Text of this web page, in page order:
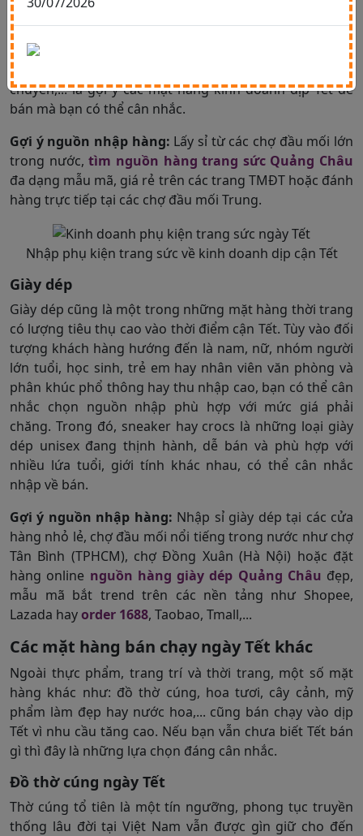
Phụ kiện và trang sức
Để outfits ngày Tết trông nổi bật hơn, phụ kiện và trang
sức đi kèm là một phần không thể thiếu. Trong đó, túi
xách, thắt lưng, khăn, vòng tay, nhẫn, bông tai, dây
chuyền,... là gợi ý các mặt hàng kinh doanh dịp Tết dễ
bán mà bạn có thể cân nhắc.
Gợi ý nguồn nhập hàng: Lấy sỉ từ các chợ đầu mối lớn
trong nước,tìm nguồn hàng trang sức Quảng Châu
đa dạng mẫu mã, giá rẻ trên các trang TMĐT hoặc đánh
hàng trực tiếp tại các chợ đầu mối Trung.
Nhập phụ kiện trang sức về kinh doanh dịp cận Tết
Giày dép
Giày dép cũng là một trong những mặt hàng thời trang
có lượng tiêu thụ cao vào thời điểm cận Tết. Tùy vào đối
tượng khách hàng hướng đến là nam, nữ, nhóm người
lớn tuổi, học sinh, trẻ em hay nhân viên văn phòng và
phân khúc phổ thông hay thu nhập cao, bạn có thể cân
nhắc chọn nguồn nhập phù hợp với mức giá phải
chăng. Trong đó, sneaker hay crocs là những loại giày
dép unisex đang thịnh hành, dễ bán và phù hợp với
nhiều lứa tuổi, giới tính khác nhau, có thể cân nhắc
nhập về bán.
Gợi ý nguồn nhập hàng: Nhập sỉ giày dép tại các cửa
hàng nhỏ lẻ, chợ đầu mối nổi tiếng trong nước như chợ
Tân Bình (TPHCM), chợ Đồng Xuân (Hà Nội) hoặc đặt
hàng online nguồn hàng giày dép Quảng Châu đẹp,
mẫu mã bắt trend trên các nền tảng như Shopee,
Lazada hayorder 1688, Taobao, Tmall,...
Các mặt hàng bán chạy ngày Tết khác
Ngoài thực phẩm, trang trí và thời trang, một số mặt
hàng khác như: đồ thờ cúng, hoa tươi, cây cảnh, mỹ
phẩm làm đẹp hay nước hoa,... cũng bán chạy vào dịp
Tết vì nhu cầu tăng cao. Nếu bạn vẫn chưa biết Tết bán
gì thì đây là những lựa chọn đáng cân nhắc.
Đồ thờ cúng ngày Tết
Thờ cúng tổ tiên là một tín ngưỡng, phong tục truyền
thống lâu đời tại Việt Nam vẫn được gìn giữ cho đến